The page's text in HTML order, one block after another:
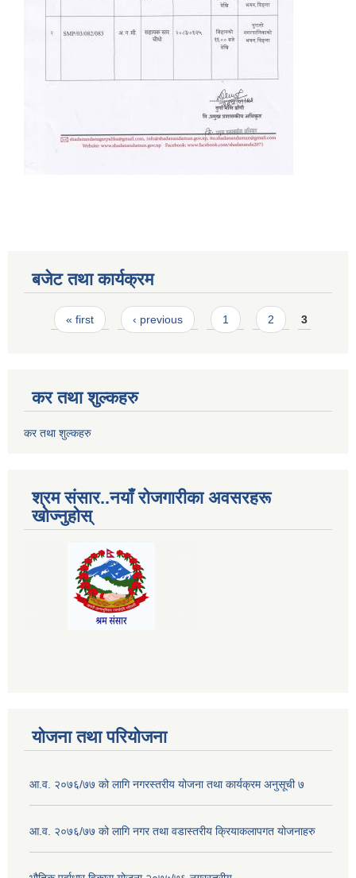
बजेट तथा कार्यक्रम
Pages
« first ‹ previous 1 2 3
कर तथा शुल्कहरु
कर तथा शुल्कहरु
श्रम संसार..नयाँ रोजगारीका अवसरहरू
खोज्नुहोस्
योजना तथा परियोजना
आ.व. २०७६/७७ को लागि नगरस्तरीय योजना तथा कार्यक्रम अनुसूची ७
आ.व. २०७६/७७ को लागि नगर तथा वडास्तरीय क्रियाकलापगत योजनाहरु